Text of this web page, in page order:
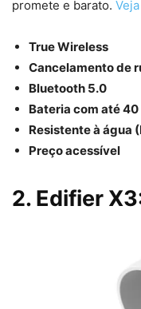
promete e barato.
True Wireless
Cancelamento de
Bluetooth 5.0
Bateria com até
Resistente à água
Preço acessível
2. Edifier